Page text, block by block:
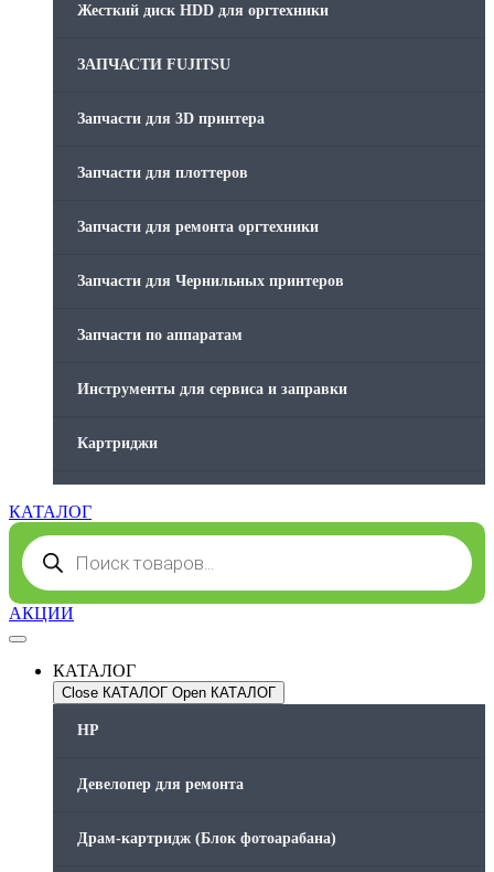
Жесткий диск HDD для оргтехники
ЗАПЧАСТИ FUJITSU
Запчасти для 3D принтера
Запчасти для плоттеров
Запчасти для ремонта оргтехники
Запчасти для Чернильных принтеров
Запчасти по аппаратам
Инструменты для сервиса и заправки
Картриджи
Память для принтера
КАТАЛОГ
Поиск
товаров
АКЦИИ
КАТАЛОГ
Close КАТАЛОГ Open КАТАЛОГ
HP
Девелопер для ремонта
Драм-картридж (Блок фотоарабана)